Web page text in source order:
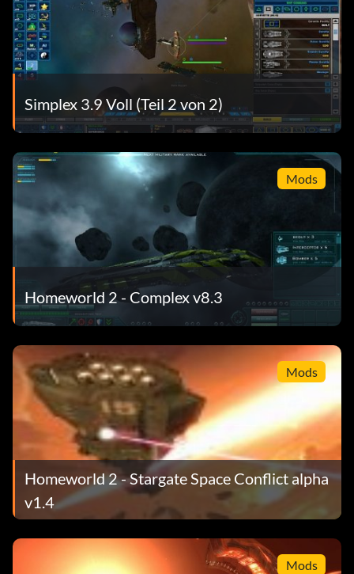
Simplex 3.9 Voll (Teil 2 von 2)
Mods
Homeworld 2 - Complex v8.3
Mods
Homeworld 2 - Stargate Space Conflict alpha
v1.4
Mods